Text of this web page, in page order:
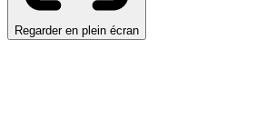
Regarder en plein écran